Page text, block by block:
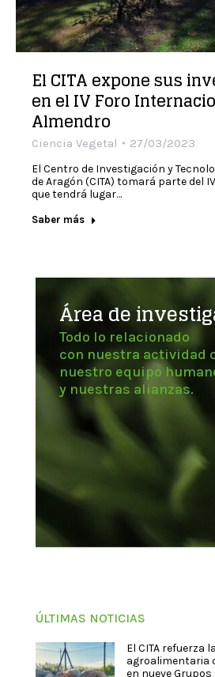
El CITA expone sus
en el IV Foro
Almendro
Ciencia Vegetal 27/03/2023
El Centro de Investigación y
de Aragón (CITA) tomará parte del
que tendrá lugar…
Saber más
Área de
Todo lo relacionado
con nuestra actividad
nuestro equipo
y nuestras alianzas.
ÚLTIMAS NOTICIAS
El CITA refuerza
agroalimentaria
en nueve